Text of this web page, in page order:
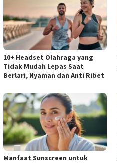
10+ Headset Olahraga yang
Tidak Mudah Lepas Saat
Berlari, Nyaman dan Anti Ribet
Manfaat Sunscreen untuk